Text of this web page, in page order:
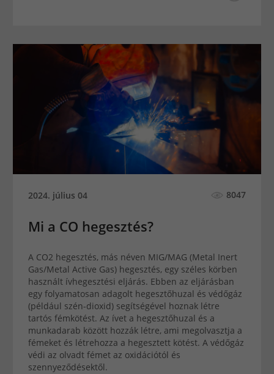
2024. július 04 8047
Mi a CO hegesztés?
A CO2 hegesztés, más néven MIG/MAG (Metal Inert
Gas/Metal Active Gas) hegesztés, egy széles körben
használt ívhegesztési eljárás. Ebben az eljárásban
egy folyamatosan adagolt hegesztőhuzal és védőgáz
(például szén-dioxid) segítségével hoznak létre
tartós fémkötést. Az ívet a hegesztőhuzal és a
munkadarab között hozzák létre, ami megolvasztja a
fémeket és létrehozza a hegesztett kötést. A védőgáz
védi az olvadt fémet az oxidációtól és
szennyeződésektől.